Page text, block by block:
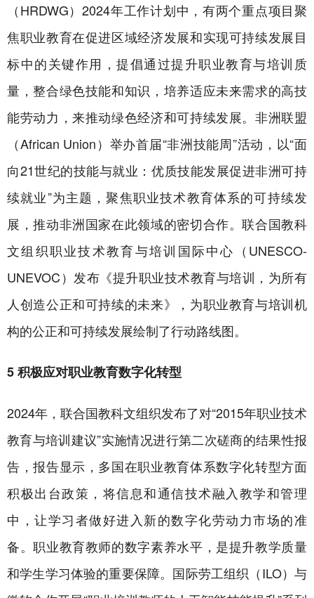
（HRDWG）2024年工作计划中，有两个重点项目聚
焦职业教育在促进区域经济发展和实现可持续发展目
标中的关键作用，提倡通过提升职业教育与培训质
量，整合绿色技能和知识，培养适应未来需求的高技
能劳动力，来推动绿色经济和可持续发展。非洲联盟
（African Union）举办首届“非洲技能周”活动，以“面
向21世纪的技能与就业：优质技能发展促进非洲可持
续就业”为主题，聚焦职业技术教育体系的可持续发
展，推动非洲国家在此领域的密切合作。联合国教科
文组织职业技术教育与培训国际中心（UNESCO-
UNEVOC）发布《提升职业技术教育与培训，为所有
人创造公正和可持续的未来》，为职业教育与培训机
构的公正和可持续发展绘制了行动路线图。
5 积极应对职业教育数字化转型
2024年，联合国教科文组织发布了对“2015年职业技术
教育与培训建议”实施情况进行第二次磋商的结果性报
告，报告显示，多国在职业教育体系数字化转型方面
积极出台政策，将信息和通信技术融入教学和管理
中，让学习者做好进入新的数字化劳动力市场的准
备。职业教育教师的数字素养水平，是提升教学质量
和学生学习体验的重要保障。国际劳工组织（ILO）与